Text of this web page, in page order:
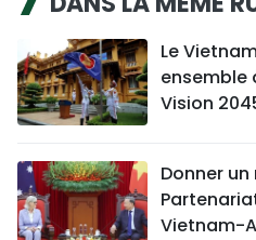
Le
ensemble
Vision
Donner
Vietnam-